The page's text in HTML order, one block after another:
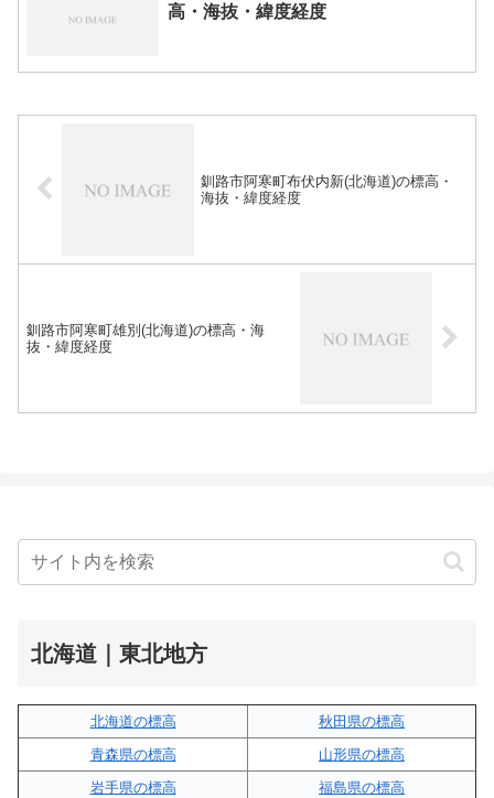
高・海抜・緯度経度
釧路市阿寒町布伏内新(北海道)の標高・
海抜・緯度経度
釧路市阿寒町雄別(北海道)の標高・海
抜・緯度経度
北海道｜東北地方
北海道の標高
秋田県の標高
青森県の標高
山形県の標高
岩手県の標高
福島県の標高